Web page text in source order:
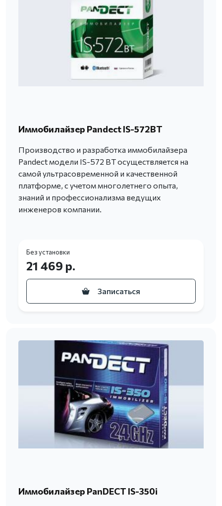
Иммобилайзер Pandect IS-572BT
Производство и разработка иммобилайзера
Pandect модели IS-572 BT осуществляется на
самой ультрасовременной и качественной
платформе, с учетом многолетнего опыта,
знаний и профессионализма ведущих
инженеров компании.
Без установки
21 469 р.
Записаться
Иммобилайзер PanDECT IS-350i